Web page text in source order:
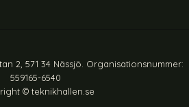
2, 571 34 Nässjö. Organisationsnummer:
559165-6540
© teknikhallen.se